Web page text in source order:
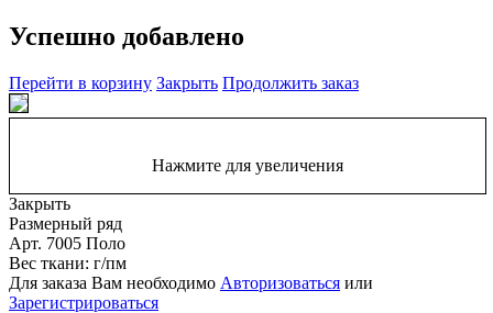
Успешно добавлено
Перейти в корзину Закрыть Продолжить заказ
Нажмите для увеличения
Закрыть
Размерный ряд
Арт. 7005 Поло
Вес ткани: г/пм
Для заказа Вам необходимо Авторизоваться или
Зарегистрироваться